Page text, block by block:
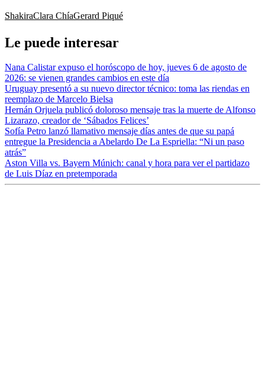
ShakiraClara ChíaGerard Piqué
Le puede interesar
Nana Calistar expuso el horóscopo de hoy, jueves 6 de agosto de
2026: se vienen grandes cambios en este día
Uruguay presentó a su nuevo director técnico: toma las riendas en
reemplazo de Marcelo Bielsa
Hernán Orjuela publicó doloroso mensaje tras la muerte de Alfonso
Lizarazo, creador de ‘Sábados Felices’
Sofía Petro lanzó llamativo mensaje días antes de que su papá
entregue la Presidencia a Abelardo De La Espriella: “Ni un paso
atrás”
Aston Villa vs. Bayern Múnich: canal y hora para ver el partidazo
de Luis Díaz en pretemporada